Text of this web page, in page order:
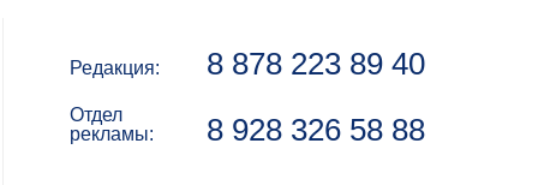
Редакция: 8 878 223 89 40
Отдел
рекламы:
8 928 326 58 88